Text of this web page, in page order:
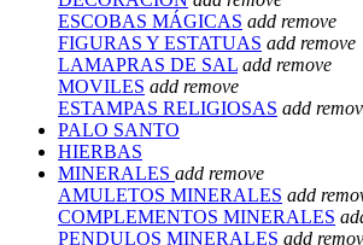
ESCOBAS MÁGICAS add remove
FIGURAS Y ESTATUAS add remove
LAMAPRAS DE SAL add remove
MOVILES add remove
ESTAMPAS RELIGIOSAS add
PALO SANTO
HIERBAS
MINERALES add remove
AMULETOS MINERALES add
COMPLEMENTOS MINERALES
PENDULOS MINERALES add